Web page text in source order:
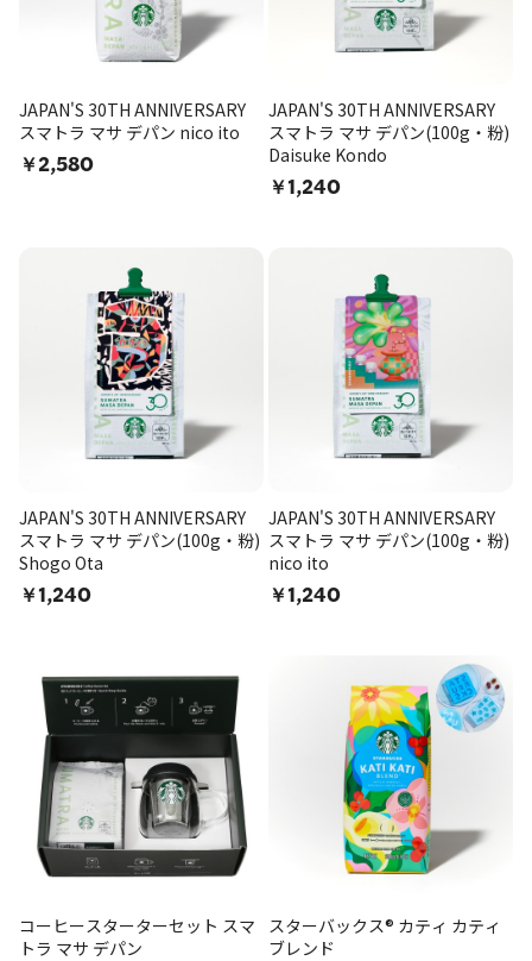
JAPAN'S 30TH ANNIVERSARY
スマトラ マサ デパン nico ito
￥2,580
JAPAN'S 30TH ANNIVERSARY
スマトラ マサ デパン(100g・粉)
Daisuke Kondo
￥1,240
JAPAN'S 30TH ANNIVERSARY
スマトラ マサ デパン(100g・粉)
Shogo Ota
￥1,240
JAPAN'S 30TH ANNIVERSARY
スマトラ マサ デパン(100g・粉)
nico ito
￥1,240
コーヒースターターセット スマ
トラ マサ デパン
スターバックス® カティ カティ
ブレンド